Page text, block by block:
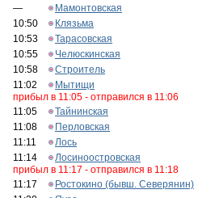
—
Мамонтовская
10:50
Клязьма
10:53
Тарасовская
10:55
Челюскинская
10:58
Строитель
11:02
Мытищи
прибыл в 11:05 - отправился в 11:06
11:05
Тайнинская
11:08
Перловская
11:11
Лось
11:14
Лосиноостровская
прибыл в 11:17 - отправился в 11:18
11:17
Ростокино (бывш. Северянин)